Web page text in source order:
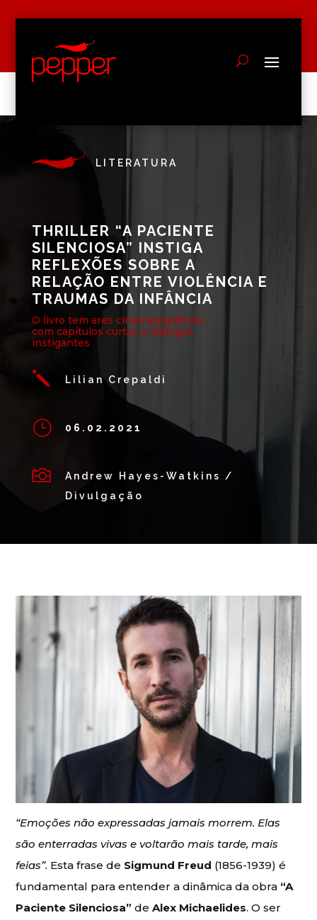
LITERATURA
THRILLER “A PACIENTE
SILENCIOSA” INSTIGA
REFLEXÕES SOBRE A
RELAÇÃO ENTRE VIOLÊNCIA E
TRAUMAS DA INFÂNCIA
O livro tem ares cinematográficos,
com capítulos curtos e diálogos
instigantes
j Lilian Crepaldi
} 06.02.2021

Andrew Hayes-Watkins /
Divulgação
“Emoções não expressadas jamais morrem. Elas
são enterradas vivas e voltarão mais tarde, mais
feias”. Esta frase de Sigmund Freud (1856-1939) é
fundamental para entender a dinâmica da obra “A
Paciente Silenciosa” deAlex Michaelides. O ser